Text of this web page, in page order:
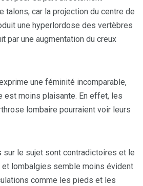
talons, car la projection du centre de
une hyperlordose des vertèbres
par une augmentation du creux
une féminité incomparable,
est moins plaisante. En effet, les
lombaire pourraient voir leurs
sur le sujet sont contradictoires et le
et lombalgies semble moins évident
comme les pieds et les